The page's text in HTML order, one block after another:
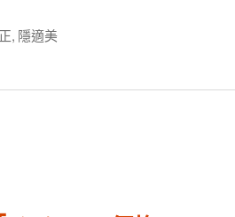
, 隱適美